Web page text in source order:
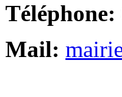
Téléphone:
Mail: